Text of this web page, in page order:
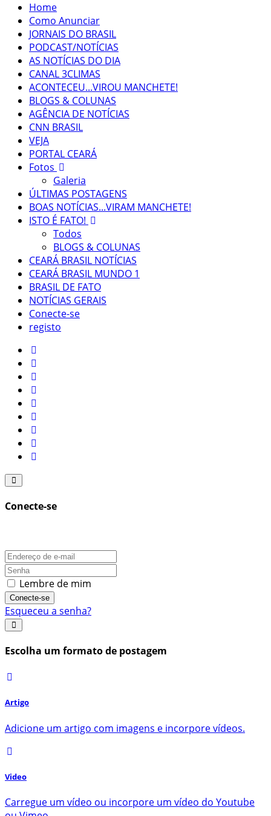
Home
Como Anunciar
JORNAIS DO BRASIL
PODCAST/NOTÍCIAS
AS NOTÍCIAS DO DIA
CANAL 3CLIMAS
ACONTECEU...VIROU MANCHETE!
BLOGS & COLUNAS
AGÊNCIA DE NOTÍCIAS
CNN BRASIL
VEJA
PORTAL CEARÁ
Fotos
Galeria
ÚLTIMAS POSTAGENS
BOAS NOTÍCIAS...VIRAM MANCHETE!
ISTO É FATO!
Todos
BLOGS & COLUNAS
CEARÁ BRASIL NOTÍCIAS
CEARÁ BRASIL MUNDO 1
BRASIL DE FATO
NOTÍCIAS GERAIS
Conecte-se
registo
Conecte-se
Lembre de mim
Conecte-se
Esqueceu a senha?
Escolha um formato de postagem
Artigo
Adicione um artigo com imagens e incorpore vídeos.
Video
Carregue um vídeo ou incorpore um vídeo do Youtube